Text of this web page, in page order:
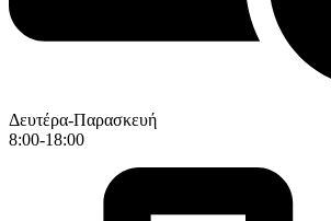
Δευτέρα-Παρασκευή
8:00-18:00